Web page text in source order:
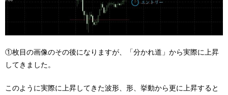
①枚目の画像のその後になりますが、「分かれ道」から実際に上昇
してきました。
このように実際に上昇してきた波形、形、挙動から更に上昇すると